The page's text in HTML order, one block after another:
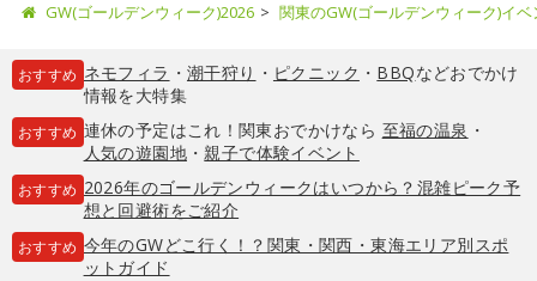
GW(ゴールデンウィーク)2026 関東のGW(ゴールデンウィーク)イ
おすすめ ネモフィラ ・ 潮干狩り ・ ピクニック ・ BBQなどおでかけ
情報を大特集
おすすめ 連休の予定はこれ！関東おでかけなら 至福の温泉 ・
人気の遊園地・親子で体験イベント
おすすめ 2026年のゴールデンウィークはいつから？混雑ピーク予
想と回避術をご紹介
おすすめ 今年のGWどこ行く！？関東・関西・東海エリア別スポ
ットガイド